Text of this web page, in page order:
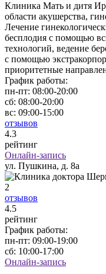
Клиника Мать и дитя
области акушерства,
Лечение
бесплодия с помощью
технологий, ведение
с помощью
приоритетные
График работы:
пн-пт: 08:00-20:00
сб: 08:00-20:00
вс: 09:00-15:00
отзывов
4.3
рейтинг
Онлайн-запись
ул. Пушкина, д. 8а
2
отзывов
4.5
рейтинг
График работы:
пн-пт: 09:00-19:00
сб: 10:00-17:00
Онлайн-запись